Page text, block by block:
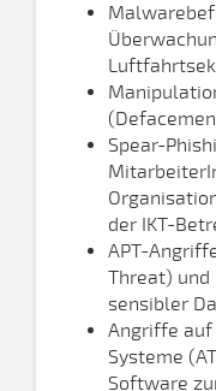
Spear-
der IKT-
APT-
Threat)
sensibler
Angriffe
Systeme
Software